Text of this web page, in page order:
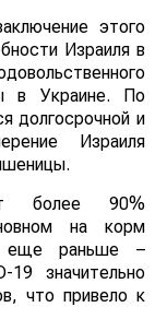
этого
Израиля в
в Украине. По
долгосрочной и
Израиля
более 90%
на корм
еще раньше –
19 значительно
что привело к